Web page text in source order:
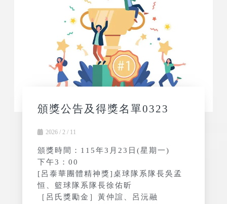
頒獎公告及得獎名單0323
2026 / 2 / 11
頒獎時間：115年3月23日(星期一)
下午3：00
[呂泰華團體精神獎]桌球隊系隊長吳孟
恒、籃球隊系隊長徐佑昕
［呂氏獎勵金］黃仲誼、呂沅融